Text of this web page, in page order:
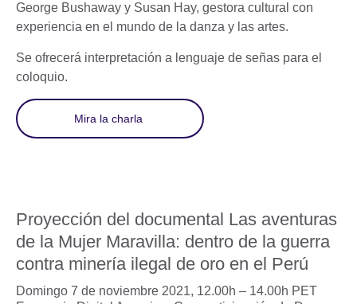
George Bushaway y Susan Hay, gestora cultural con
experiencia en el mundo de la danza y las artes.
Se ofrecerá interpretación a lenguaje de señas para el
coloquio.
Mira la charla
Proyección del documental Las aventuras
de la Mujer Maravilla: dentro de la guerra
contra minería ilegal de oro en el Perú
Domingo 7 de noviembre 2021, 12.00h – 14.00h PET